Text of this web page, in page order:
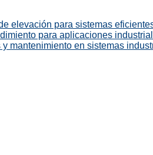
elevación para sistemas
para aplicaciones
mantenimiento en sistemas